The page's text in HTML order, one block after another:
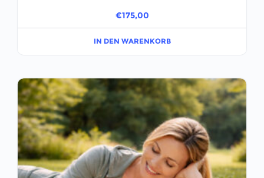
€175,00
IN DEN WARENKORB